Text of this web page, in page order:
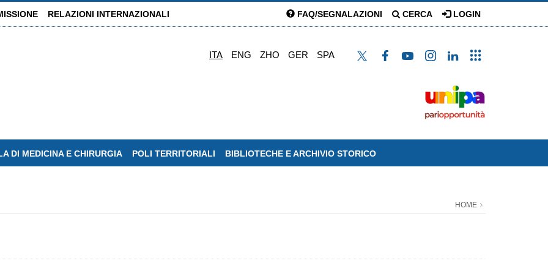
RELAZIONI INTERNAZIONALI FAQ/SEGNALAZIONI CERCA LOGIN
ITA ENG ZHO GER SPA
DI MEDICINA E CHIRURGIA POLI TERRITORIALI BIBLIOTECHE E ARCHIVIO STORICO
HOME